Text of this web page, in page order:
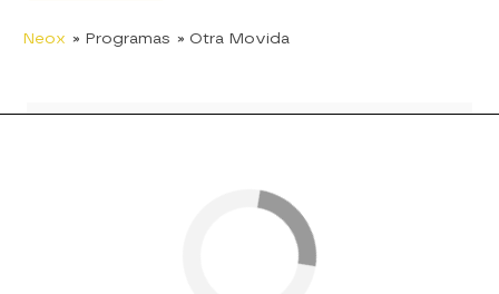
Neox » Programas » Otra Movida